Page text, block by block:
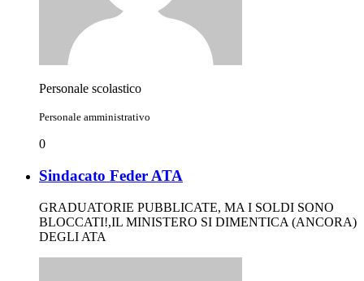
Personale scolastico
Personale amministrativo
0
Sindacato Feder ATA
GRADUATORIE PUBBLICATE, MA I SOLDI SONO
BLOCCATI!,IL MINISTERO SI DIMENTICA (ANCORA)
DEGLI ATA